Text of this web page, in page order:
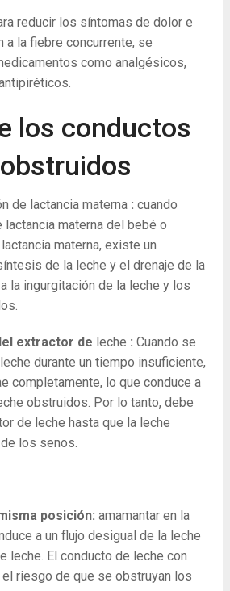
reducir los síntomas de dolor e
a la fiebre concurrente, se
como analgésicos,
los conductos
de lactancia materna : cuando
lactancia materna del bebé o
materna, existe un
de la leche y el drenaje de la
la ingurgitación de la leche y los
extractor de leche : Cuando se
durante un tiempo insuficiente,
completamente, lo que conduce a
obstruidos. Por lo tanto, debe
de leche hasta que la leche
los senos.
posición: amamantar en la
a un flujo desigual de la leche
leche. El conducto de leche con
riesgo de que se obstruyan los